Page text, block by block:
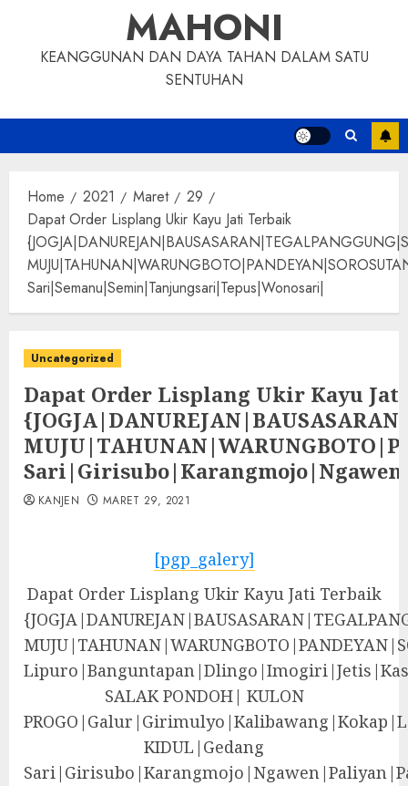
MAHONI
KEANGGUNAN DAN DAYA TAHAN DALAM SATU
SENTUHAN
Home 2021 Maret
29
Dapat Order Lisplang Ukir Kayu Jati Terbaik
Sari|Semanu|Semin|Tanjungsari|Tepus|Wonosari|
Uncategorized
Dapat Order Lisplang Ukir Kayu
KANJEN MARET 29, 2021
[pgp_galery]
Dapat Order Lisplang Ukir Kayu Jati Terbaik
SALAK PONDOH| KULON
KIDUL|Gedang